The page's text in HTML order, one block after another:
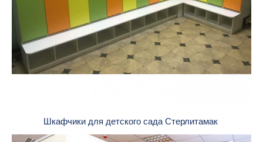
Шкафчики для детского сада Стерлитамак